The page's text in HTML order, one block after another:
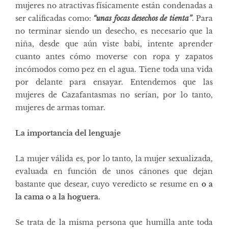
mujeres no atractivas físicamente están condenadas a
ser calificadas como: “unas focas desechos de tienta”. Para
no terminar siendo un desecho, es necesario que la
niña, desde que aún viste babi, intente aprender
cuanto antes cómo moverse con ropa y zapatos
incómodos como pez en el agua. Tiene toda una vida
por delante para ensayar. Entendemos que las
mujeres de Cazafantasmas no serían, por lo tanto,
mujeres de armas tomar.
La importancia del lenguaje
La mujer válida es, por lo tanto, la mujer sexualizada,
evaluada en función de unos cánones que dejan
bastante que desear, cuyo veredicto se resume en o a
la cama o a la hoguera.
Se trata de la misma persona que humilla ante toda